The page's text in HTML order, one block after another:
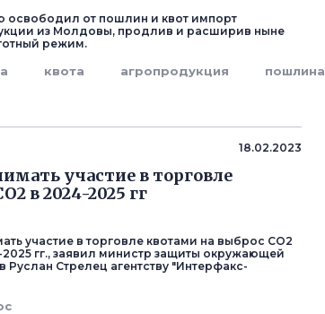
освободил от пошлин и квот импорт
из Молдовы, продлив и расширив ныне
режим.
квота агропродукция пошлина
18.02.2023
участие в торговле
в 2024-2025 гг
участие в торговле квотами на выброс СО2
гг., заявил министр защиты окружающей
Стрелец агентству "Интерфакс-